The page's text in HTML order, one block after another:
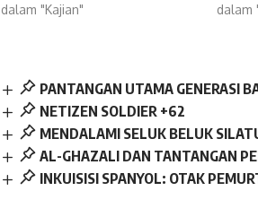
dalam "Kajian"
dalam
PANTANGAN UTAMA GENERASI
NETIZEN SOLDIER +62
MENDALAMI SELUK BELUK
AL-GHAZALI DAN TANTANGAN
INKUISISI SPANYOL: OTAK